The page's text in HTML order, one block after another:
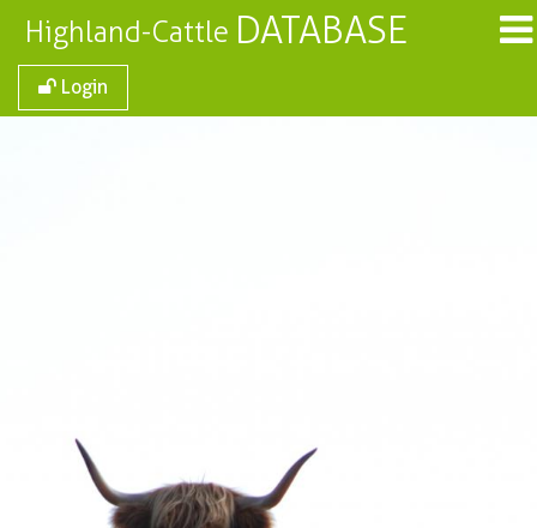
Highland-Cattle DATABASE
Login